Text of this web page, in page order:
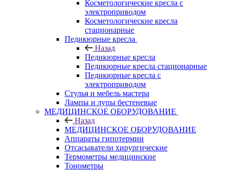
Косметологические кресла с
электроприводом
Косметологические кресла
стационарные
Педикюрные кресла
Назад
Педикюрные кресла
Педикюрные кресла стационарные
Педикюрные кресла с
электроприводом
Стулья и мебель мастера
Лампы и лупы бестеневые
МЕДИЦИНСКОЕ ОБОРУДОВАНИЕ
Назад
МЕДИЦИНСКОЕ ОБОРУДОВАНИЕ
Аппараты гипотермии
Отсасыватели хирургические
Термометры медицинские
Тонометры